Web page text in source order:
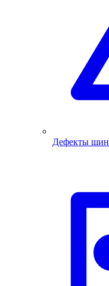
Дефекты шин